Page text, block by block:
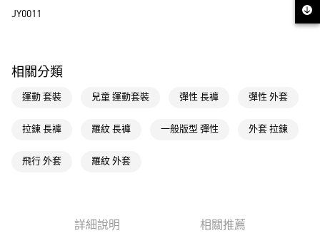
每筆NT$80，滿NT$1,500(含以上)免運費
每筆NT$80，滿NT$1,500(含以上)免運費
萊爾富取貨付款
付款後萊爾富取貨
每筆NT$80，滿NT$1,500(含以上)免運費
付款後7-11取貨
JY0011
相關分類
運動 套裝 兒童 運動套裝 彈性 長褲 彈性 外套
拉鍊 長褲 羅紋 長褲 一般版型 彈性 外套 拉鍊
飛行 外套 羅紋 外套
詳細說明 相關推薦